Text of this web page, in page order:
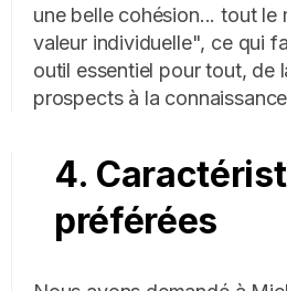
une belle cohésion... tout le
valeur individuelle", ce qui
outil essentiel pour tout, de
prospects à la
4.
préférées